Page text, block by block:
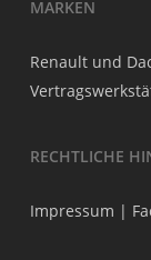
MARKEN
Renault und
RECHTLICHE
Impressum |